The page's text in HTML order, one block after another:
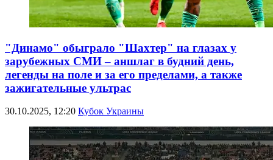
"Динамо" обыграло "Шахтер" на глазах у
зарубежных СМИ – аншлаг в будний день,
легенды на поле и за его пределами, а также
зажигательные ультрас
30.10.2025, 12:20 Кубок Украины